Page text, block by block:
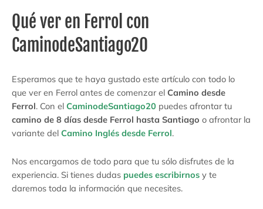
Qué ver en Ferrol con
CaminodeSantiago20
Esperamos que te haya gustado este artículo con todo lo
que ver en Ferrol antes de comenzar el Camino desde
Ferrol. Con el CaminodeSantiago20 puedes afrontar tu
camino de 8 días desde Ferrol hasta Santiago o afrontar la
variante del Camino Inglés desde Ferrol.
Nos encargamos de todo para que tu sólo disfrutes de la
experiencia. Si tienes dudas puedes escribirnos y te
daremos toda la información que necesites.